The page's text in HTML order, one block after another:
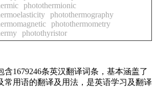
photothermionic
photothermography
photothermometry
photothyristor
含1679246条英汉翻译词条，基本涵盖了
常用语的翻译及用法，是英语学习及翻译